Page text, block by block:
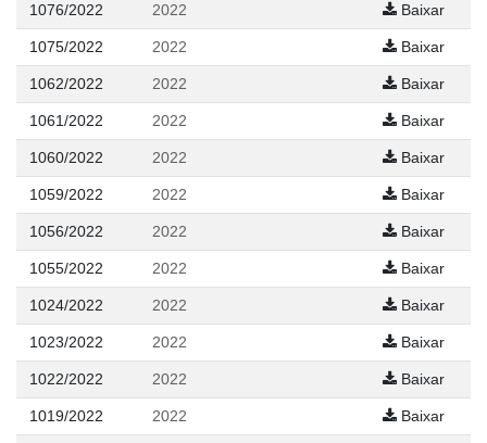
1076/2022 2022 Baixar
1075/2022 2022 Baixar
1062/2022 2022 Baixar
1061/2022 2022 Baixar
1060/2022 2022 Baixar
1059/2022 2022 Baixar
1056/2022 2022 Baixar
1055/2022 2022 Baixar
1024/2022 2022 Baixar
1023/2022 2022 Baixar
1022/2022 2022 Baixar
1019/2022 2022 Baixar